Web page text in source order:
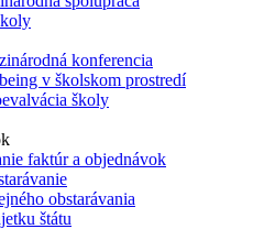
konferencia
v školskom prostredí
školy
faktúr a objednávok
obstarávania
štátu